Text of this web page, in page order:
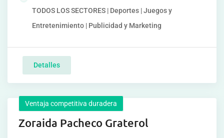
TODOS LOS SECTORES | Deportes | Juegos y
Entretenimiento | Publicidad y Marketing
Detalles
Ventaja competitiva duradera
Zoraida Pacheco Graterol